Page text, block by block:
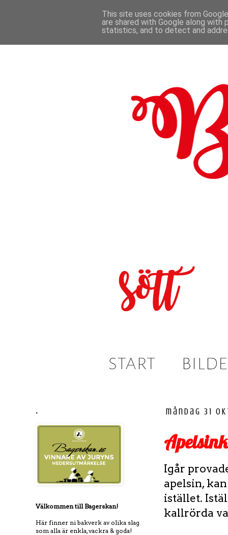
måndag 31
Igår
apelsin,
istället.
kallrörda
.
Välkommen till Bagerskan!
Här finner ni bakverk av olika slag
som alla är enkla, vackra & goda!
This site uses cookies from
are shared with Google along
statistics, and to detect and